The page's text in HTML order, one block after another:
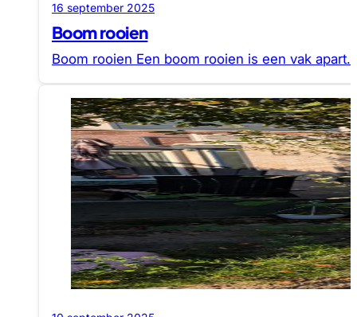
16 september 2025
Boom rooien
Boom rooien Een boom rooien is een vak